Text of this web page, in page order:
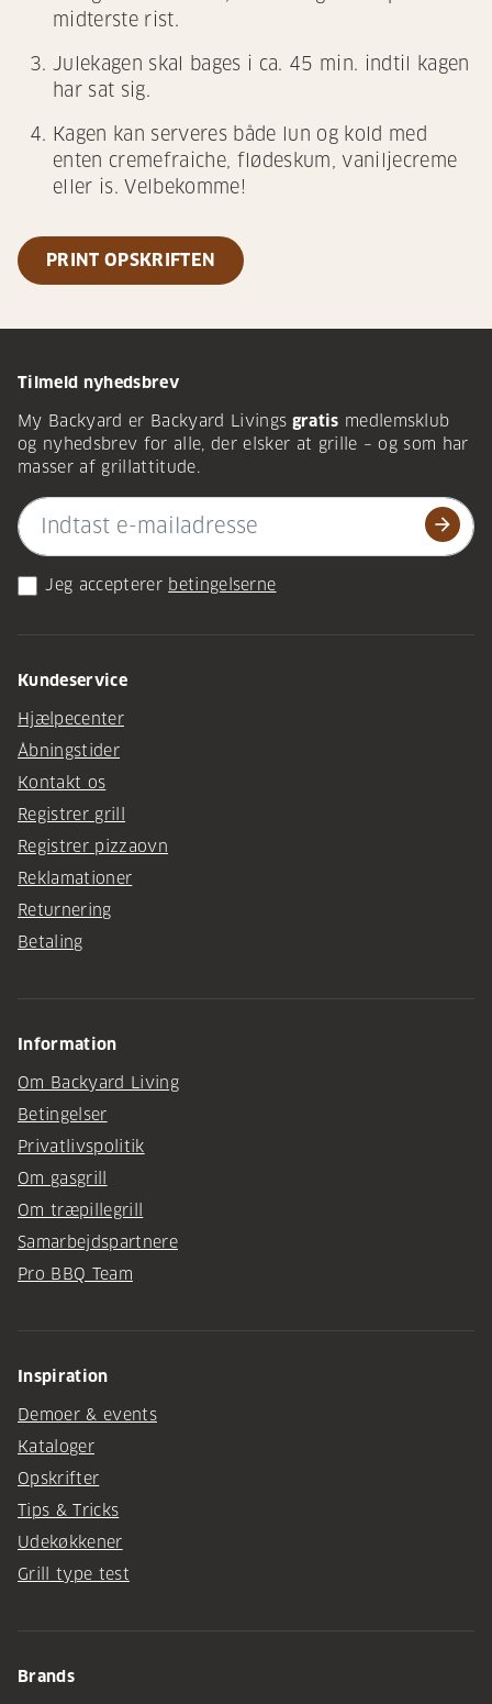
midterste rist.
Julekagen skal bages i ca. 45 min. indtil kagen
har sat sig.
Kagen kan serveres både lun og kold med
enten cremefraiche, flødeskum, vaniljecreme
eller is. Velbekomme!
PRINT OPSKRIFTEN
Tilmeld nyhedsbrev
My Backyard er Backyard Livings gratis medlemsklub
og nyhedsbrev for alle, der elsker at grille – og som har
masser af grillattitude.
arrow_forward
Jeg accepterer betingelserne
Kundeservice
Hjælpecenter
Åbningstider
Kontakt os
Registrer grill
Registrer pizzaovn
Reklamationer
Returnering
Betaling
Information
Om Backyard Living
Betingelser
Privatlivspolitik
Om gasgrill
Om træpillegrill
Samarbejdspartnere
Pro BBQ Team
Inspiration
Demoer & events
Kataloger
Opskrifter
Tips & Tricks
Udekøkkener
Grill type test
Brands